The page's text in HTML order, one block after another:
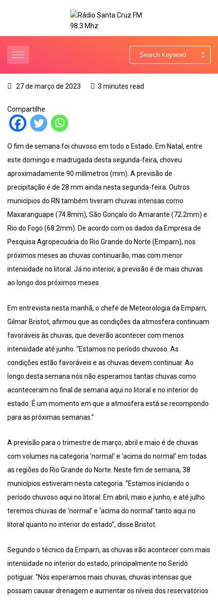
27 de março de 2023 3 minutes read
Compartilhe
O fim de semana foi chuvoso em todo o Estado. Em Natal, entre
este domingo e madrugada desta segunda-feira, choveu
aproximadamente 90 milímetros (mm). A previsão de
precipitação é de 28 mm ainda nesta segunda-feira. Outros
municípios do RN também tiveram chuvas intensas como
Maxaranguape (74.8mm), São Gonçalo do Amarante (72.2mm) e
Rio do Fogo (68.2mm). De acordo com os dados da Empresa de
Pesquisa Agropecuária do Rio Grande do Norte (Emparn), nos
próximos meses as chuvas continuarão, mas com menor
intensidade no litoral. Já no interior, a previsão é de mais chuvas
ao longo dos próximos meses.
Em entrevista nesta manhã, o chefe de Meteorologia da Emparn,
Gilmar Bristot, afirmou que as condições da atmosfera continuam
favoráveis às chuvas, que deverão acontecer com menos
intensidade até junho. “Estamos no período chuvoso. As
condições estão favoráveis e as chuvas devem continuar. Ao
longo desta semana nós não esperamos tantas chuvas como
aconteceram no final de semana aqui no litoral e no interior do
estado. É um momento em que a atmosfera está se recompondo
para as próximas semanas.”
A previsão para o trimestre de março, abril e maio é de chuvas
com volumes na categoria ‘normal’ e ‘acima do normal’ em todas
as regiões do Rio Grande do Norte. Neste fim de semana, 38
municípios estiveram nesta categoria. “Estamos iniciando o
período chuvoso aqui no litoral. Em abril, maio e junho, e até julho
teremos chuvas de ‘normal’ e ‘acima do normal’ tanto aqui no
litoral quanto no interior do estado”, disse Bristot.
Segundo o técnico da Emparn, as chuvas irão acontecer com mais
intensidade no interior do estado, principalmente no Seridó
potiguar. “Nós esperamos mais chuvas, chuvas intensas que
possam causar drenagem e aumentar os níveis dos reservatórios